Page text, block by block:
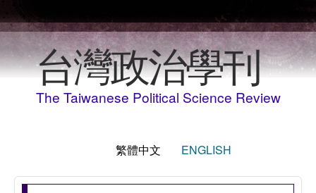
台灣政治學刊
The Taiwanese Political Science Review
繁體中文 ENGLISH